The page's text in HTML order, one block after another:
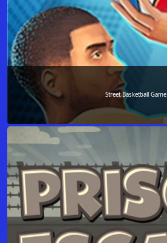
Street Basketball Game